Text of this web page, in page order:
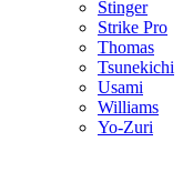
Stinger
Strike Pro
Thomas
Tsunekichi
Usami
Williams
Yo-Zuri